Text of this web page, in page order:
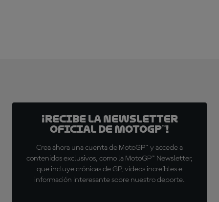
¡Recibe la Newsletter
oficial de MotoGP™!
Crea ahora una cuenta de MotoGP™ y accede a
contenidos exclusivos, como la MotoGP™ Newsletter,
que incluye crónicas de GP, vídeos increíbles e
información interesante sobre nuestro deporte.